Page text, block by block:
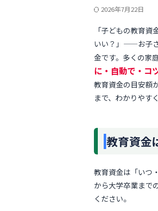
2026年7月22日
「子どもの教育
いい？」——お子
金です。多くの家
に・自動で・コ
教育資金の目安額
まで、わかりやす
教育資金
教育資金は「いつ
から大学卒業まで
ください。